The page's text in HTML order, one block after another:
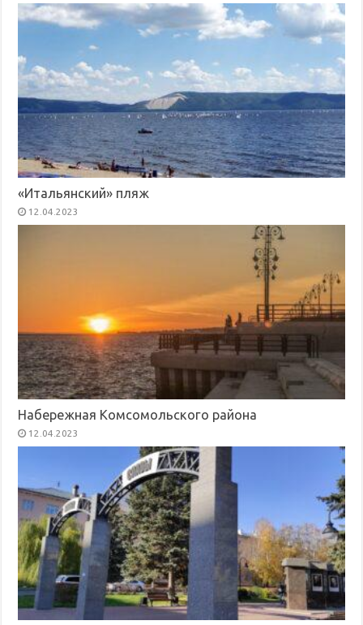
«Итальянский» пляж
12.04.2023
Набережная Комсомольского района
12.04.2023